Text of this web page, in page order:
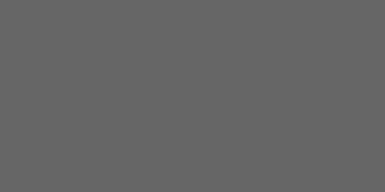
von Werbeanzeigen. Bei vereinzelten Cookies akzeptierst
kannst die folgenden Cookie-Gruppen mit Klick auf "Alle